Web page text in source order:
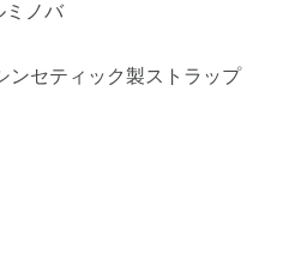
ミノバ
ンセティック製ストラップ